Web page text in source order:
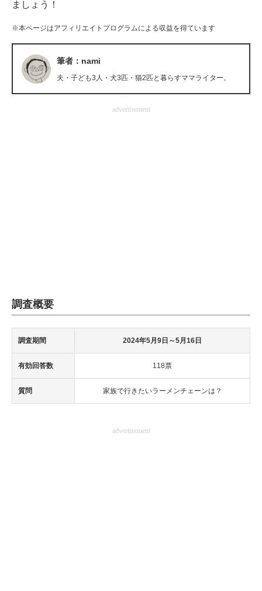
モノづくり技術者専門サイト
電子設計の基本と応用
ましょう！
※本ページはアフィリエイトプログラムによる収益を得ています
筆者：nami
夫・子ども3人・犬3匹・猫2匹と暮らすママライター。
advertisement
調査概要
調査期間 2024年5月9日～5月16日
有効回答数 118票
質問 家族で行きたいラーメンチェーンは？
advertisement